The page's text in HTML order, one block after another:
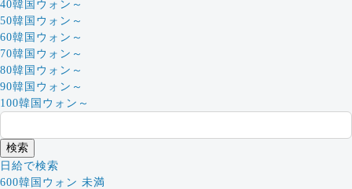
40韓国ウォン～
50韓国ウォン～
60韓国ウォン～
70韓国ウォン～
80韓国ウォン～
90韓国ウォン～
100韓国ウォン～
日給で検索
600韓国ウォン 未満